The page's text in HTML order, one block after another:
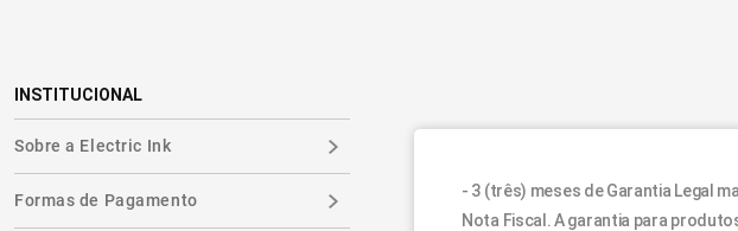
INSTITUCIONAL
Sobre a Electric Ink
Formas de Pagamento
- 3 (três) meses de Garantia Legal
Nota Fiscal. A garantia para